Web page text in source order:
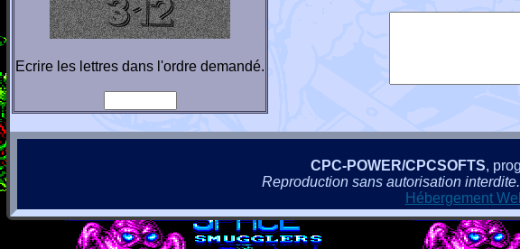
Ecrire les lettres dans l'ordre demandé.
CPC-POWER/CPCSOFTS,
Reproduction sans autorisation
Hébergement